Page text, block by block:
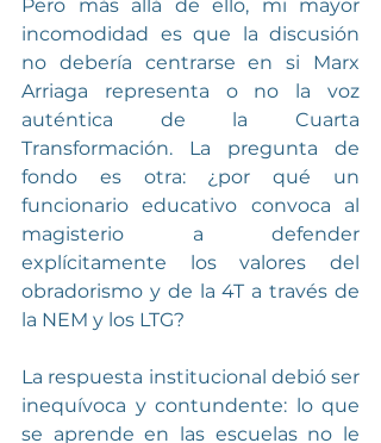
Pero más allá de ello, mi mayor
incomodidad es que la discusión
no debería centrarse en si Marx
Arriaga representa o no la voz
auténtica de la Cuarta
Transformación. La pregunta de
fondo es otra: ¿por qué un
funcionario educativo convoca al
magisterio a defender
explícitamente los valores del
obradorismo y de la 4T a través de
la NEM y los LTG?
La respuesta institucional debió ser
inequívoca y contundente: lo que
se aprende en las escuelas no le